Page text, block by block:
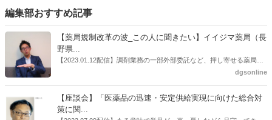
編集部おすすめ記事
【薬局規制改革の波_この人に聞きたい】イイジマ薬局（長
野県...
【2023.01.12配信】調剤業務の一部外部委託など、押し寄せる薬局業
界への規制改革の波。この規制改革の波を薬局業界はどう受け止めた
はないだろうか。本紙ではこうした問題について、厚労省「薬局薬剤
師の業務及び薬局の機能に関するワーキンググループ」に参考人とし
ても出席していたイイジマ薬局（長野県上田市）開設者である飯島裕
dgsonline
【座談会】「医薬品の迅速・安定供給実現に向けた総合対
策に関...